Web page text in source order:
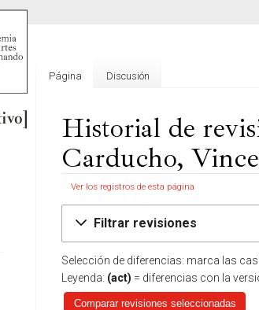
Historial de
Carducho,
Ver los registros de esta página
navegación
búsqueda
Filtrar revisiones
Selección de diferencias: marca las
Leyenda: (act) = diferencias con la
Página Discusión